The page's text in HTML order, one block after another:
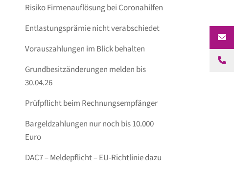
Risiko Firmenauflösung bei Coronahilfen
Entlastungsprämie nicht verabschiedet
Vorauszahlungen im Blick behalten
Grundbesitzänderungen melden bis
30.04.26
Prüfpflicht beim Rechnungsempfänger
Bargeldzahlungen nur noch bis 10.000
Euro
DAC7 – Meldepflicht – EU-Richtlinie dazu